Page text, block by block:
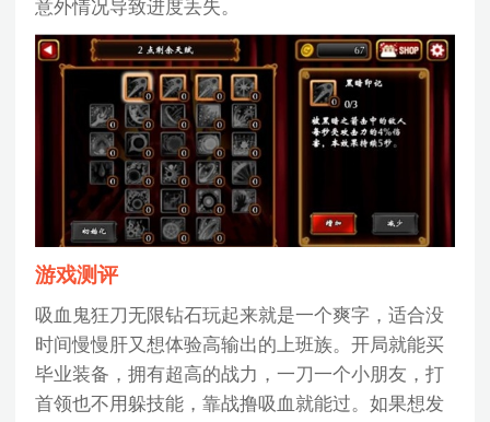
意外情况导致进度丢失。
游戏测评
吸血鬼狂刀无限钻石玩起来就是一个爽字，适合没
时间慢慢肝又想体验高输出的上班族。开局就能买
毕业装备，拥有超高的战力，一刀一个小朋友，打
首领也不用躲技能，靠战撸吸血就能过。如果想发